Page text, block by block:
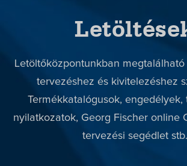
Szerviz
Rólunk
Kapcsolat
+36-1/363-6559
Letöltőközpontunkban
tervezéshez és kivitelezéshez
Termékkatalógusok, engedélyek,
nyilatkozatok, Georg Fischer online
tervezési segédlet stb.